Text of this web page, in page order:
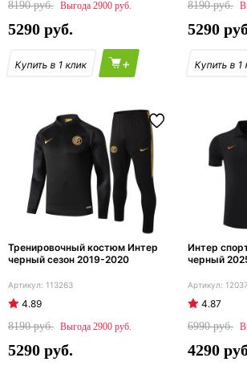
8190
2900
5290
+
8190
5290
Тренировочный костюм Интер
черный сезон 2019-2020
113263
4.89
8190
2900
5290
Интер
черный
4.87
6990
4290